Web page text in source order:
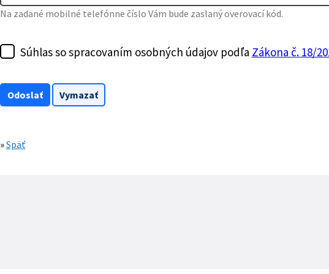
Na zadané mobilné telefónne číslo Vám bude zaslaný overovací kód.
Súhlas so spracovaním osobných údajov podľa Zákona č. 18/
»Späť